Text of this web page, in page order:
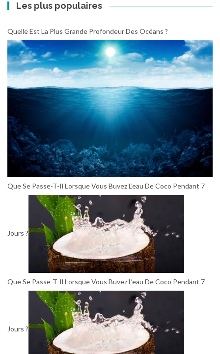
Les plus populaires
Quelle Est La Plus Grande Profondeur Des Océans ?
Que Se Passe-T-Il Lorsque Vous Buvez L’eau De Coco Pendant 7
Jours ?
Que Se Passe-T-Il Lorsque Vous Buvez L’eau De Coco Pendant 7
Jours ?